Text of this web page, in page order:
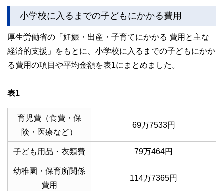
小学校に入るまでの子どもにかかる費用
厚生労働省の「妊娠・出産・子育てにかかる 費用と主な
経済的支援」をもとに、小学校に入るまでの子どもにかか
る費用の項目や平均金額を表1にまとめました。
表1
育児費（食費・保
険・医療など）
69万7533円
子ども用品・衣類費 79万464円
幼稚園・保育所関係
費用
114万7365円